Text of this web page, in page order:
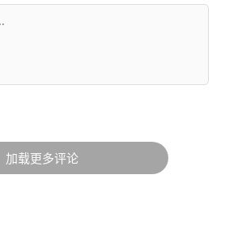
加载更多评论